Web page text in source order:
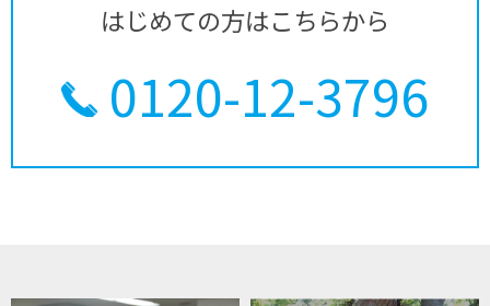
はじめての方はこちらから
0120-12-3796